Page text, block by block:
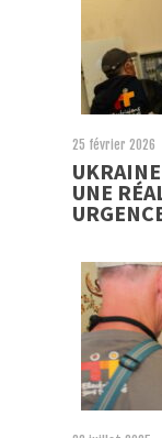
25 février 2026
UNE